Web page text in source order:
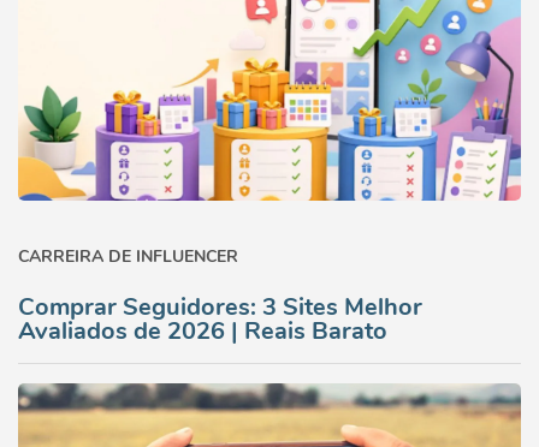
CARREIRA DE INFLUENCER
Comprar Seguidores: 3 Sites Melhor
Avaliados de 2026 | Reais Barato